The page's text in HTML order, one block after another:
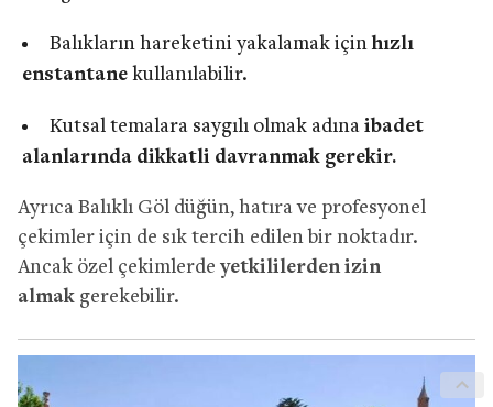
Balıkların hareketini yakalamak için hızlı
enstantane kullanılabilir.
Kutsal temalara saygılı olmak adına ibadet
alanlarında dikkatli davranmak gerekir.
Ayrıca Balıklı Göl düğün, hatıra ve profesyonel
çekimler için de sık tercih edilen bir noktadır.
Ancak özel çekimlerde yetkililerden izin
almak gerekebilir.